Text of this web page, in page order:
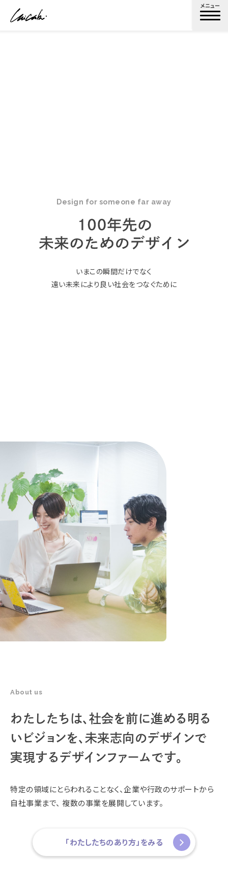
メニュー
Design for someone far away
いまこの瞬間だけでなく
遠い未来により良い社会をつなぐために
About us
わたしたちは、 社会を前に進める明る
いビジョンを、 未来志向のデザインで
実現する デザインファームです。
特定の領域にとらわれることなく、企業や行政のサポートから
自社事業まで、 複数の事業を展開しています。
「わたしたちのあり方」をみる